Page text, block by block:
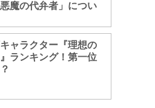
魔の代弁者」につい
ャラクター『理想の
』ランキング！第一位